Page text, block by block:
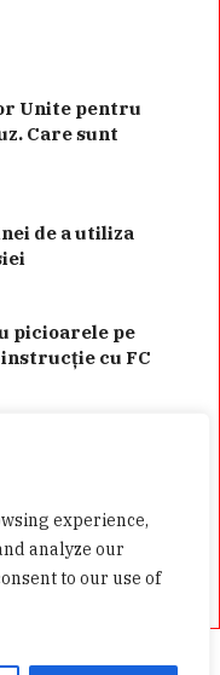
experience,
analyze our
to our use of
Unite pentru
Care sunt
de a utiliza
picioarele pe
cu FC
GDPR